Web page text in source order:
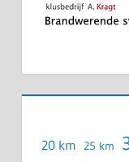
20 km 25 km